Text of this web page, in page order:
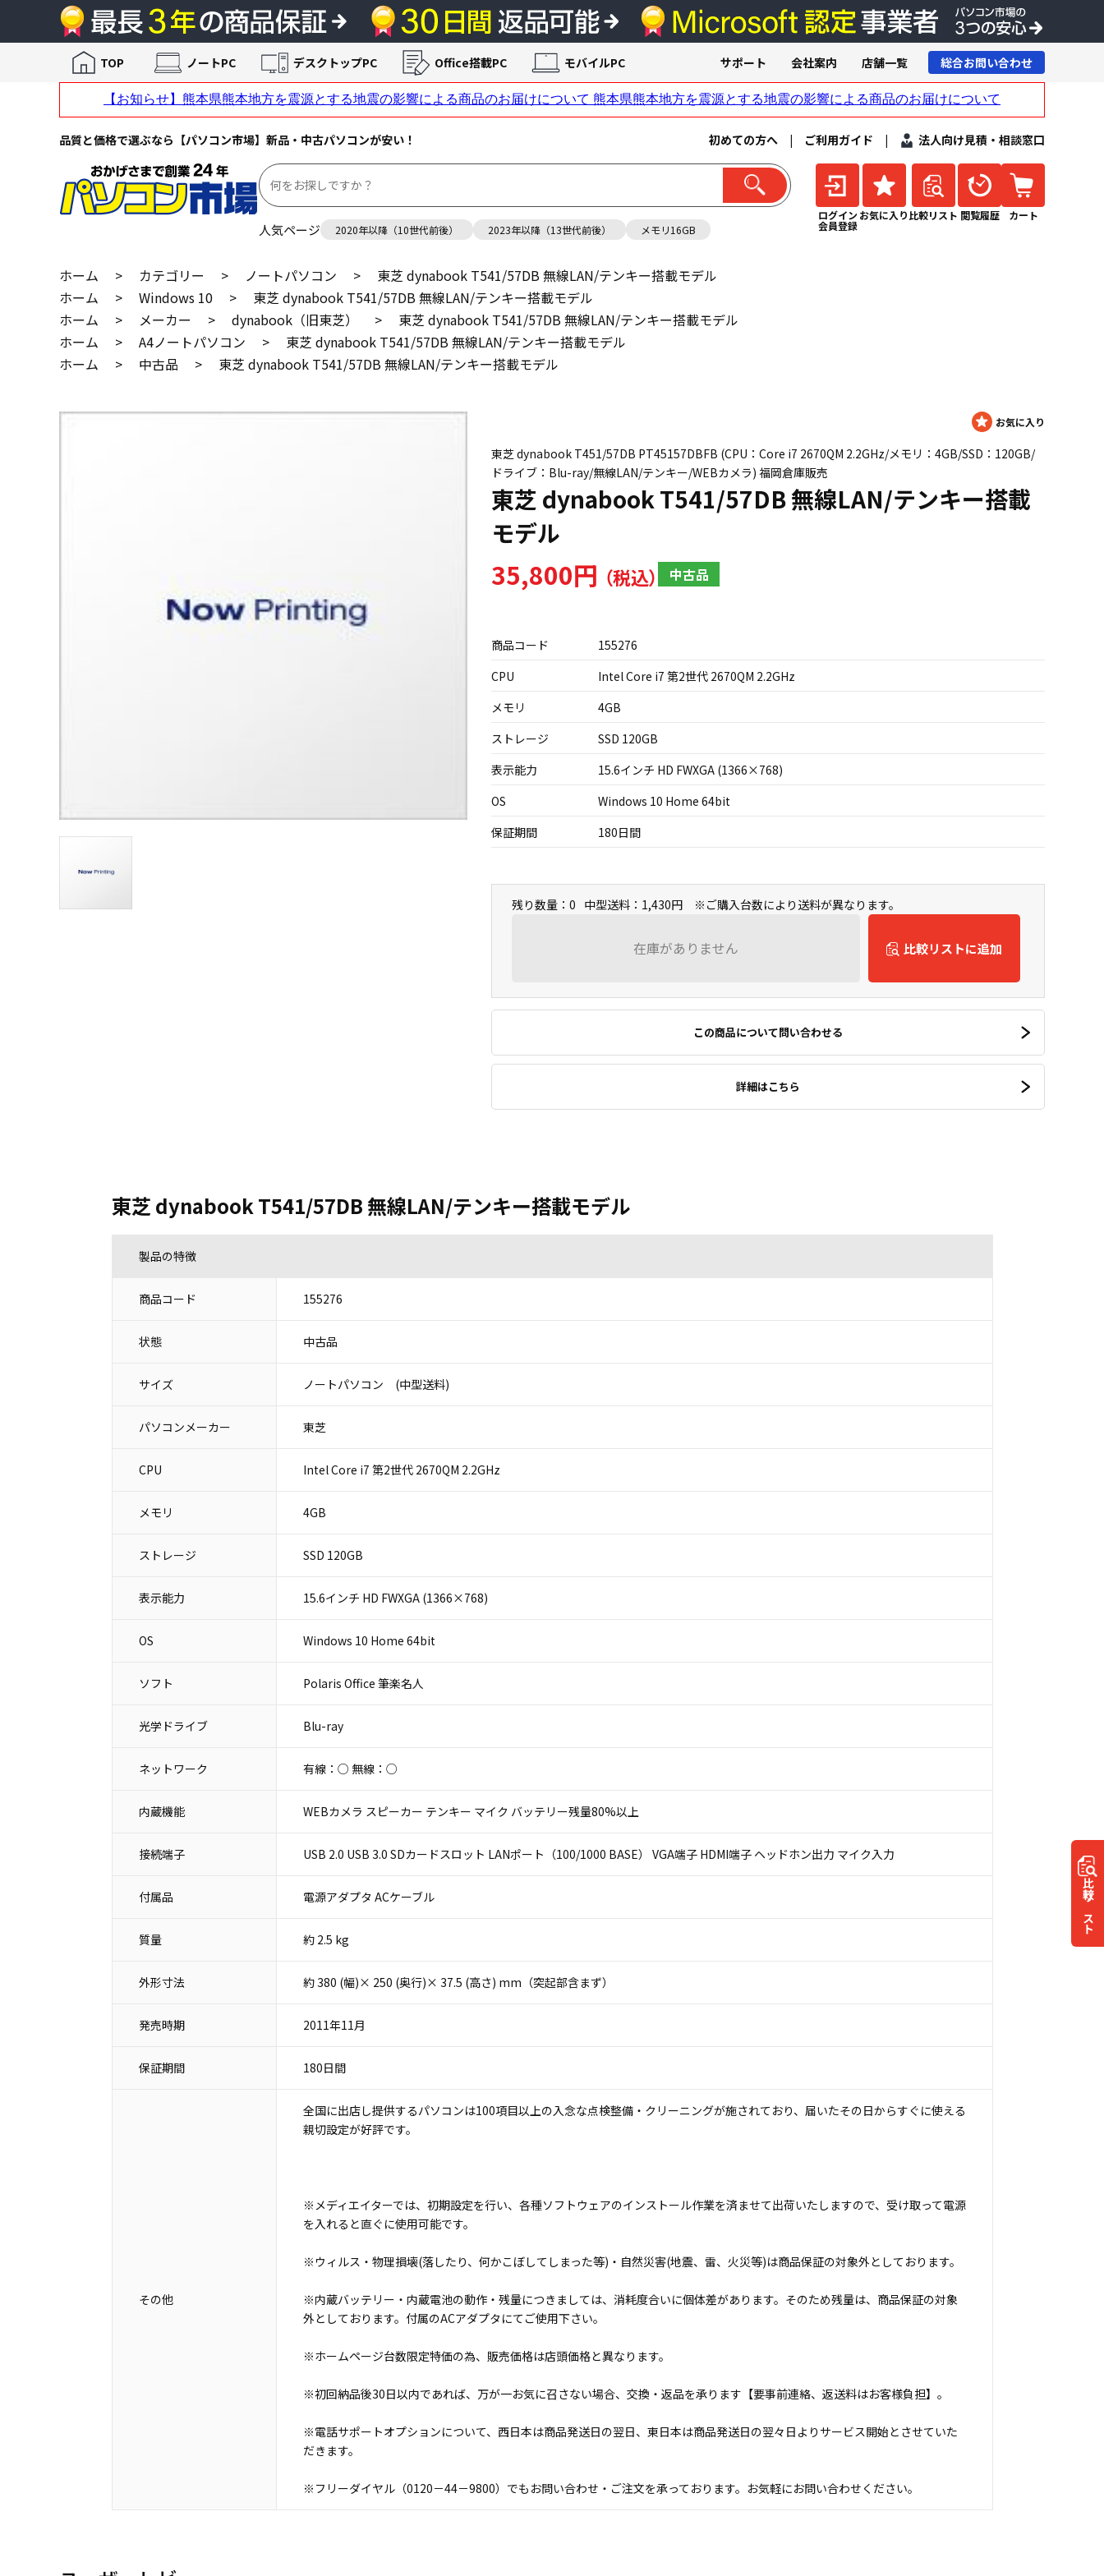
品質と価格で選ぶなら【パソコン市場】新品・中古パソコンが安い！ 初めての方へ | ご利用ガイド | 法人向け見積・相談窓口
人気ページ 2020年以降（10世代前後） 2023年以降（13世代前後） メモリ16GB
ログイン
会員登録
お気に入り 比較リスト 閲覧履歴 カート
TOP ノートPC デスクトップPC Office搭載PC モバイルPC サポート 会社案内 店舗一覧 総合お問い合わせ
ホーム > カテゴリー > ノートパソコン >
東芝 dynabook T541/57DB 無線LAN/テンキー搭載モデル
ホーム
> Windows 10 >
東芝 dynabook T541/57DB 無線LAN/テンキー搭載モデル
ホーム
> メーカー > dynabook（旧東芝） >
東芝 dynabook T541/57DB 無線LAN/テンキー搭載モデル
ホーム
> A4ノートパソコン >
東芝 dynabook T541/57DB 無線LAN/テンキー搭載モデル
ホーム
> 中古品 > 東芝 dynabook T541/57DB 無線LAN/テンキー搭載モデル
東芝 dynabook T451/57DB PT45157DBFB (CPU：Core i7 2670QM 2.2GHz/メモリ：4GB/SSD：120GB/
ドライブ：Blu-ray/無線LAN/テンキー/WEBカメラ) 福岡倉庫販売
東芝 dynabook T541/57DB 無線LAN/テンキー搭載
モデル
35,800円 中古品
商品コード
155276
CPU
Intel Core i7 第2世代 2670QM 2.2GHz
メモリ
4GB
ストレージ
SSD 120GB
表示能力
15.6インチ HD FWXGA (1366×768)
OS
Windows 10 Home 64bit
保証期間
180日間
残り数量：0 中型送料：1,430円 ※ご購入台数により送料が異なります。
在庫がありません 比較リストに追加
この商品について問い合わせる
詳細はこちら
比較
リスト
東芝 dynabook T541/57DB 無線LAN/テンキー搭載モデル
製品の特徴
商品コード 155276
状態 中古品
サイズ ノートパソコン (中型送料)
パソコンメーカー 東芝
CPU Intel Core i7 第2世代 2670QM 2.2GHz
メモリ 4GB
ストレージ SSD 120GB
表示能力 15.6インチ HD FWXGA (1366×768)
OS Windows 10 Home 64bit
ソフト Polaris Office 筆楽名人
光学ドライブ Blu-ray
ネットワーク 有線：○ 無線：○
内蔵機能 WEBカメラ スピーカー テンキー マイク バッテリー残量80%以上
接続端子 USB 2.0 USB 3.0 SDカードスロット LANポート（100/1000 BASE） VGA端子 HDMI端子 ヘッドホン出力 マイク入力
付属品 電源アダプタ ACケーブル
質量 約 2.5 kg
外形寸法 約 380 (幅)× 250 (奥行)× 37.5 (高さ) mm（突起部含まず）
発売時期 2011年11月
保証期間 180日間
その他
全国に出店し提供するパソコンは100項目以上の入念な点検整備・クリーニングが施されており、届いたその日からすぐに使える
親切設定が好評です。
※メディエイターでは、初期設定を行い、各種ソフトウェアのインストール作業を済ませて出荷いたしますので、受け取って電源
を入れると直ぐに使用可能です。
※ウィルス・物理損壊(落したり、何かこぼしてしまった等)・自然災害(地震、雷、火災等)は商品保証の対象外としております。
※内蔵バッテリー・内蔵電池の動作・残量につきましては、消耗度合いに個体差があります。そのため残量は、商品保証の対象
外としております。付属のACアダプタにてご使用下さい。
※ホームページ台数限定特価の為、販売価格は店頭価格と異なります。
※初回納品後30日以内であれば、万が一お気に召さない場合、交換・返品を承ります【要事前連絡、返送料はお客様負担】。
※電話サポートオプションについて、西日本は商品発送日の翌日、東日本は商品発送日の翌々日よりサービス開始とさせていた
だきます。
※フリーダイヤル（0120－44－9800）でもお問い合わせ・ご注文を承っております。お気軽にお問い合わせください。